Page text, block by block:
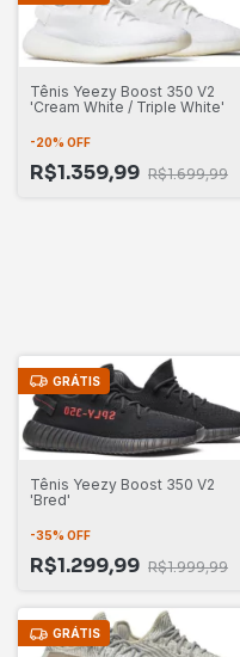
Tênis Yeezy Boost 350 V2
'Cream White / Triple White'
-20% OFF
R$1.359,99 R$1.699,99
GRÁTIS
Tênis Yeezy Boost 350 V2
'Bred'
-35% OFF
R$1.299,99 R$1.999,99
GRÁTIS